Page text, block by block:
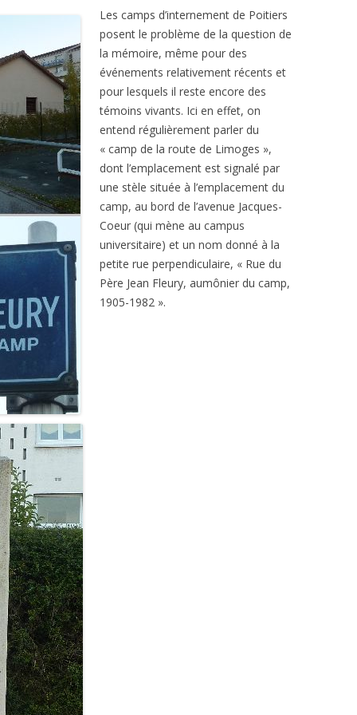
Les camps d’internement de Poitiers
posent le problème de la question de
la mémoire, même pour des
événements relativement récents et
pour lesquels il reste encore des
témoins vivants. Ici en effet, on
entend régulièrement parler du
« camp de la route de Limoges »,
dont l’emplacement est signalé par
une stèle située à l’emplacement du
camp, au bord de l’avenue Jacques-
Coeur (qui mène au campus
universitaire) et un nom donné à la
petite rue perpendiculaire, « Rue du
Père Jean Fleury, aumônier du camp,
1905-1982 ».